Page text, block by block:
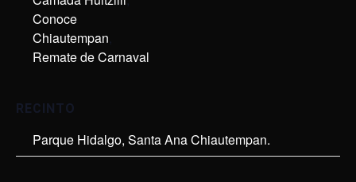
Conoce
Chiautempan,
Remate de Carnaval
RECINTO
Parque Hidalgo, Santa Ana Chiautempan.